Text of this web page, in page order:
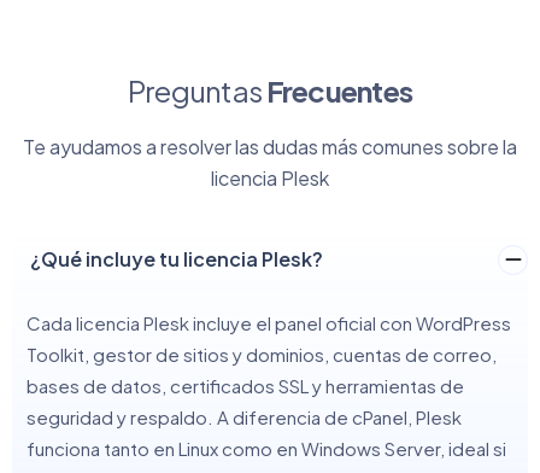
Preguntas Frecuentes
Te ayudamos a resolver las dudas más comunes sobre la
licencia Plesk
¿Qué incluye tu licencia Plesk?
Cada licencia Plesk incluye el panel oficial con WordPress
Toolkit, gestor de sitios y dominios, cuentas de correo,
bases de datos, certificados SSL y herramientas de
seguridad y respaldo. A diferencia de cPanel, Plesk
funciona tanto en Linux como en Windows Server, ideal si